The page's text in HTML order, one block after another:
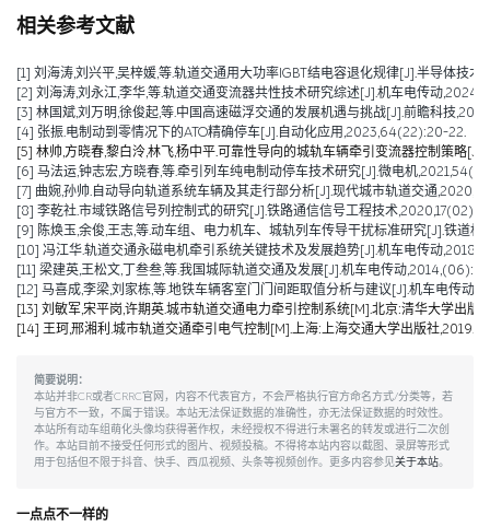
相关参考文献
[1] 刘海涛,刘兴平,吴梓媛,等.轨道交通用大功率IGBT结电容退化规律[J].半导体技
[2] 刘海涛,刘永江,李华,等.轨道交通变流器共性技术研究综述[J].机车电传动
[3] 林国斌,刘万明,徐俊起,等.中国高速磁浮交通的发展机遇与挑战[J].前瞻科技
[4] 张振.电制动到零情况下的ATO精确停车[J].自动化应用,2023,64(22):20-22.
[5] 林帅,方晓春,黎白泠,林飞,杨中平.可靠性导向的城轨车辆牵引变流器控制策略
[6] 马法运,钟志宏,方晓春,等.牵引列车纯电制动停车技术研究[J].微电机
[7] 曲婉,孙帅.自动导向轨道系统车辆及其走行部分析[J].现代城市轨道交通
[8] 李乾社.市域铁路信号列控制式的研究[J].铁路通信信号工程技术
[9] 陈焕玉,余俊,王志,等.动车组、电力机车、城轨列车传导干扰标准研究[J].铁道
[10] 冯江华.轨道交通永磁电机牵引系统关键技术及发展趋势[J].机车电传动
[11] 梁建英,王松文,丁叁叁,等.我国城际轨道交通及发展[J].机车电传动,2014,(06):6-
[12] 马喜成,李梁,刘家栋,等.地铁车辆客室门门间距取值分析与建议[J].机车电传动
[13] 刘敏军,宋平岗,许期英.城市轨道交通电力牵引控制系统[M].北京:清华大学出版
[14] 王珂,邢湘利.城市轨道交通牵引电气控制[M].上海:上海交通大学出版社,2019.
简要说明：
本站并非CR或者CRRC官网，内容不代表官方，不会严格执行官方命名方式/分类等，若
与官方不一致，不属于错误。本站无法保证数据的准确性，亦无法保证数据的时效性。
本站所有动车组萌化头像均获得著作权，未经授权不得进行未署名的转发或进行二次创
作。本站目前不接受任何形式的图片、视频投稿。不得将本站内容以截图、录屏等形式
用于包括但不限于抖音、快手、西瓜视频、头条等视频创作。更多内容参见关于本站。
一点点不一样的